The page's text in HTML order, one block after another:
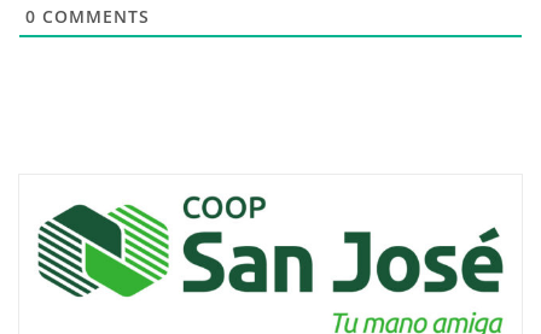
0 COMMENTS